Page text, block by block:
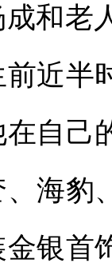
成和老
近半
自己
、海豹
金银首